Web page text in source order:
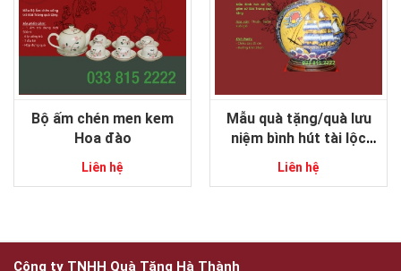
Bộ ấm chén men kem
Hoa đào
Liên hệ
Mẫu quà tặng/quà lưu
niệm bình hút tài lộc
cấp
Liên hệ
Công ty TNHH Quà Tặng Hà Thành